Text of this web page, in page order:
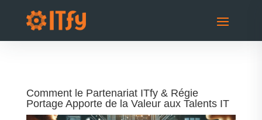
Comment le Partenariat ITfy & Régie
Portage Apporte de la Valeur aux Talents IT